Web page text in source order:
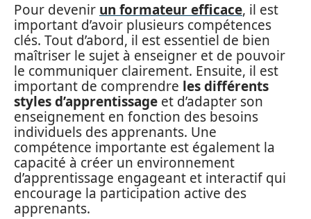
Pour devenir un formateur efficace, il est
important d’avoir plusieurs compétences
clés. Tout d’abord, il est essentiel de bien
maîtriser le sujet à enseigner et de pouvoir
le communiquer clairement. Ensuite, il est
important de comprendre les différents
styles d’apprentissage et d’adapter son
enseignement en fonction des besoins
individuels des apprenants. Une
compétence importante est également la
capacité à créer un environnement
d’apprentissage engageant et interactif qui
encourage la participation active des
apprenants.